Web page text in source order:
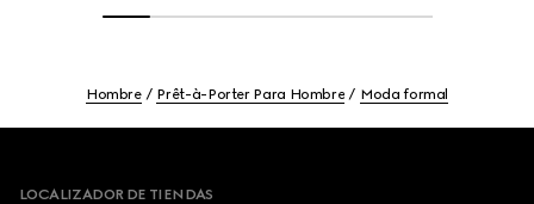
Hombre Prêt-à-Porter Para Hombre Moda formal
LOCALIZADOR DE TIENDAS